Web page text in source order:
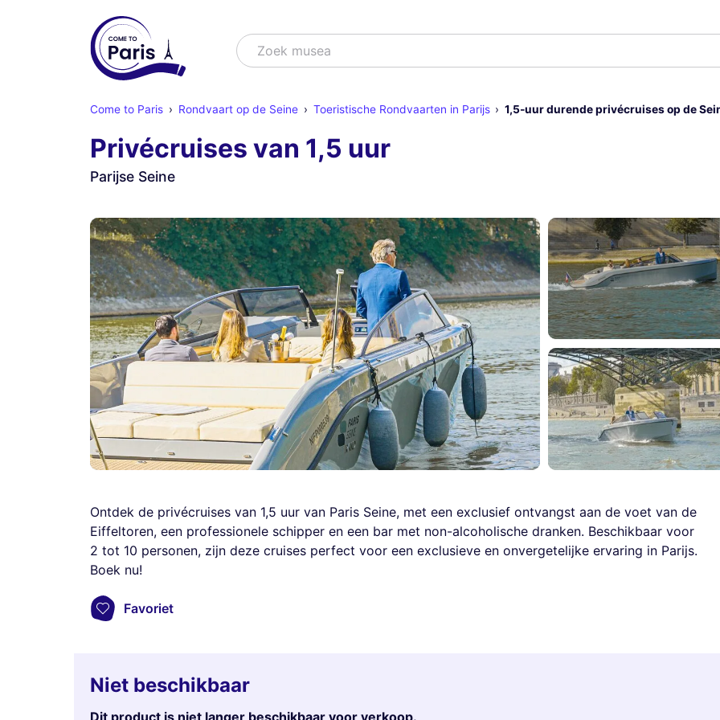
ZoekZoek shows
Come to Paris Rondvaart op de Seine Toeristische Rondvaarten in Parijs 1,5-uur durende privécruises op de
Privécruises van 1,5 uur
Parijse Seine
Ontdek de privécruises van 1,5 uur van Paris Seine, met een exclusief ontvangst aan de voet van de
Eiffeltoren, een professionele schipper en een bar met non-alcoholische dranken. Beschikbaar voor
2 tot 10 personen, zijn deze cruises perfect voor een exclusieve en onvergetelijke ervaring in Parijs.
Boek nu!
Favoriet
Niet beschikbaar
Dit product is niet langer beschikbaar voor verkoop.